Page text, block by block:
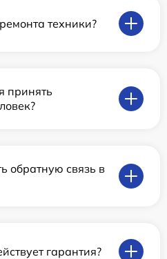
техники?
принять
обратную связь в
гарантия?